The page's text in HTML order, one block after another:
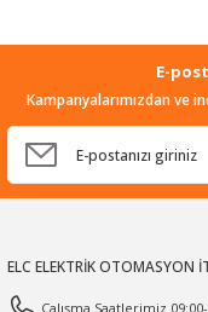
E-
Kampanyalarımızdan ve
ELC ELEKTRİK OTOMASYON
Çalışma Saatlerimiz